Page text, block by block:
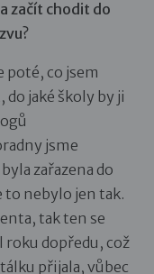
začít chodit do
poté, co jsem
do jaké školy by ji
jsme
zařazena do
to nebylo jen tak.
tak ten se
roku dopředu, což
přijala, vůbec